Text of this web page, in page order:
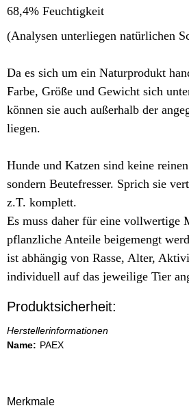
68,4% Feuchtigkeit
(Analysen unterliegen natürlichen
Da es sich um ein Naturprodukt
Farbe, Größe und Gewicht sich
können sie auch außerhalb der
liegen.
Hunde und Katzen sind keine
sondern Beutefresser. Sprich sie
z.T. komplett.
Es muss daher für eine vollwertige
pflanzliche Anteile beigemengt
ist abhängig von Rasse, Alter,
individuell auf das jeweilige Tier
Produktsicherheit:
Herstellerinformationen
Name: PAEX
Merkmale